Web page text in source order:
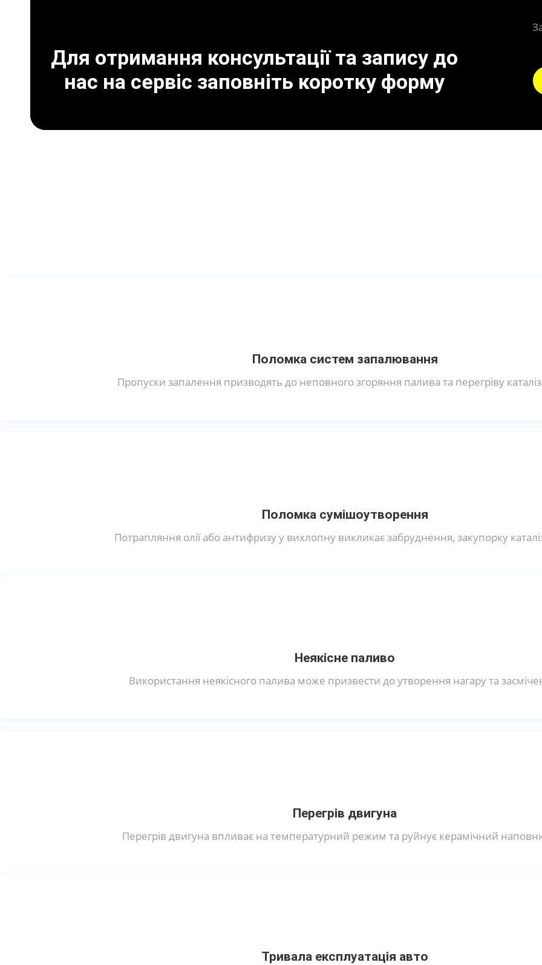
Для отримання консультації та запису до
нас на сервіс заповніть коротку форму
Поломка систем запалювання
Пропуски запалення призводять до неповного згоряння палива та перегріву
Поломка сумішоутворення
Потрапляння олії або антифризу у вихлопну викликає забруднення, закупорку
Неякісне паливо
Використання неякісного палива може призвести до утворення нагару та
Перегрів двигуна
Перегрів двигуна впливає на температурний режим та руйнує керамічний
Тривала експлуатація авто